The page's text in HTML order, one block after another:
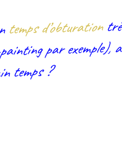
temps d’obturation
par exemple),
temps ?